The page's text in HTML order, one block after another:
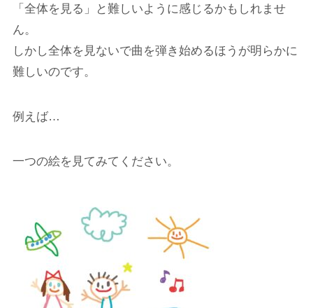
「全体を見る」と難しいように感じるかもしれませ
ん。
しかし全体を見ないで曲を弾き始めるほうが明らかに
難しいのです。
例えば…
一つの絵を見てみてください。